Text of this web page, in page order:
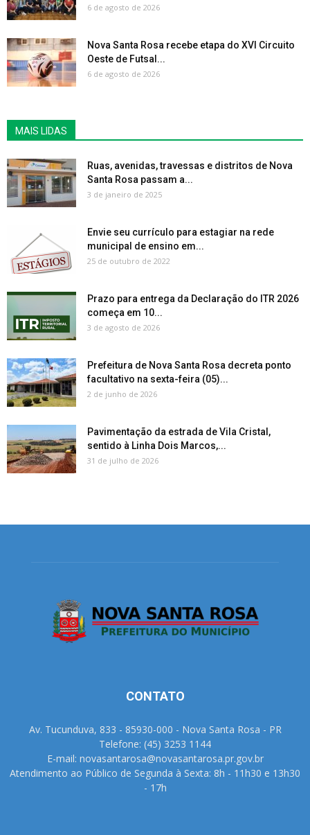
6 de agosto de 2026
Nova Santa Rosa recebe etapa do XVI Circuito
Oeste de Futsal...
6 de agosto de 2026
MAIS LIDAS
Ruas, avenidas, travessas e distritos de Nova
Santa Rosa passam a...
3 de janeiro de 2025
Envie seu currículo para estagiar na rede
municipal de ensino em...
25 de outubro de 2022
Prazo para entrega da Declaração do ITR 2026
começa em 10...
3 de agosto de 2026
Prefeitura de Nova Santa Rosa decreta ponto
facultativo na sexta-feira (05)...
2 de junho de 2026
Pavimentação da estrada de Vila Cristal,
sentido à Linha Dois Marcos,...
31 de julho de 2026
CONTATO
Av. Tucunduva, 833 - 85930-000 - Nova Santa Rosa - PR
Telefone: (45) 3253 1144
E-mail: novasantarosa@novasantarosa.pr.gov.br
Atendimento ao Público de Segunda à Sexta: 8h - 11h30 e 13h30
- 17h